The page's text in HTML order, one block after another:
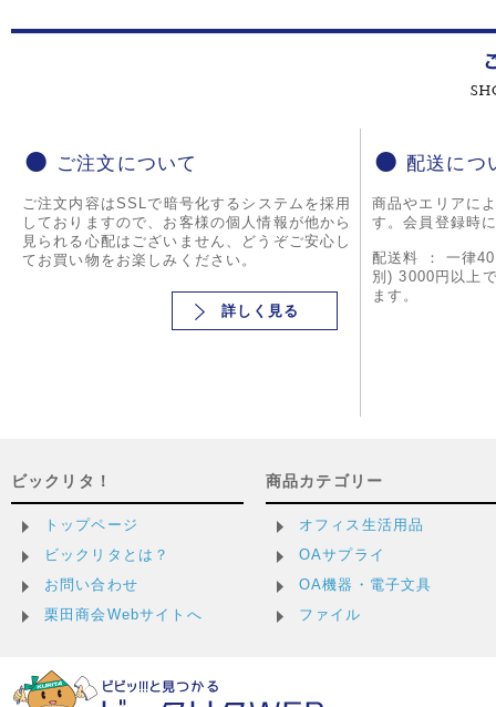
ご注文について
ご注文内容はSSLで暗号化するシステムを採用
しておりますので、お客様の個人情報が他から
見られる心配はございません、どうぞご安心し
てお買い物をお楽しみください。
詳しく見る
配送につ
商品やエリアに
す。会員登録時
配送料 ： 一律
別) 3000円以上
ます。
ビックリタ！
トップページ
ビックリタとは？
お問い合わせ
栗田商会Webサイトへ
商品カテゴリー
オフィス生活用品
OAサプライ
OA機器・電子文具
ファイル